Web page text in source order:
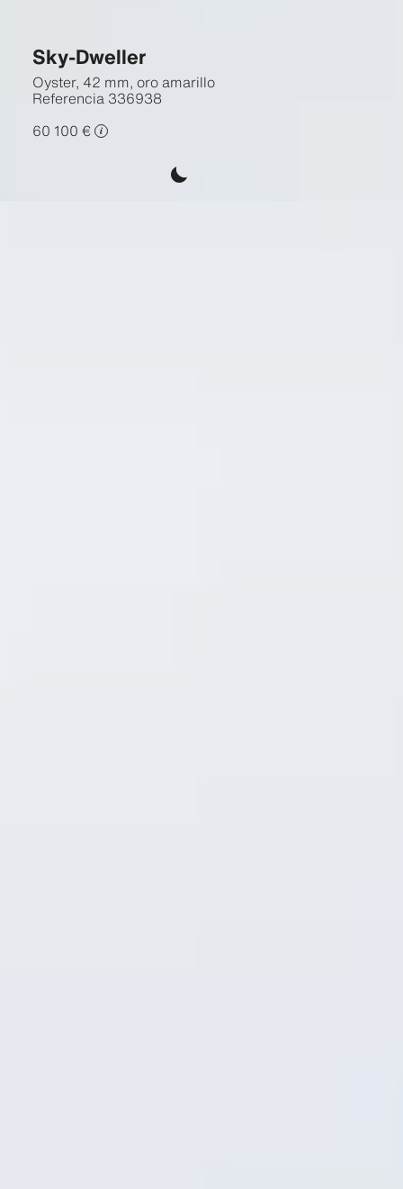
Sky-Dweller
Oyster, 42 mm, oro amarillo
Referencia 336938
60 100 €